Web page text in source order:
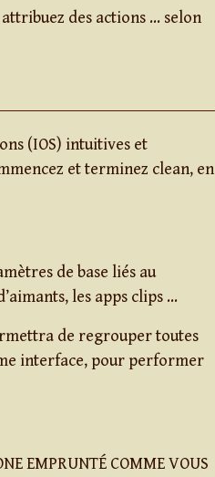
des actions … selon
(IOS) intuitives et
et terminez clean, en
de base liés au
les apps clips …
de regrouper toutes
interface, pour performer
EMPRUNTÉ COMME VOUS